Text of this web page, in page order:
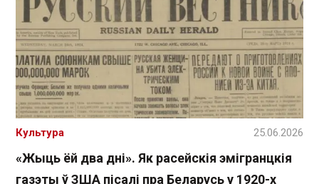
«Жыць ёй два дні». Як расейскія эмігранцкія
газэты ў ЗША пісалі пра Беларусь у 1920-х
Культура 25.06.2026